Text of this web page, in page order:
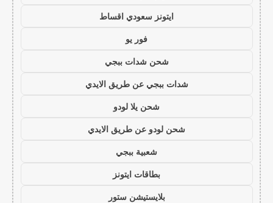
ايتونز سعودي اقساط
فور يو
شحن شدات ببجي
شدات ببجي عن طريق الايدي
شحن يلا لودو
شحن لودو عن طريق الايدي
شعبية ببجي
بطاقات ايتونز
بلايستيشن ستور